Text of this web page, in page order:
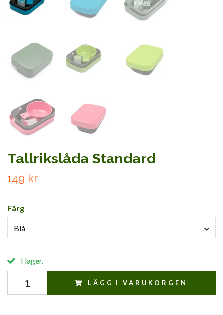
Tallrikslåda Standard
149 kr
Färg
Blå
I lager.
LÄGG I VARUKORGEN